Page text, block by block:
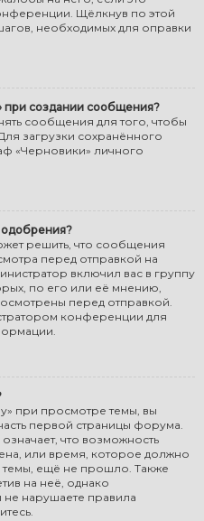
Щёлкнув по этой
необходимых для оправки
при создании сообщения?
сообщения для того, чтобы
загрузки сохранённого
«Черновики» личного
решить, что сообщения
перед отправкой на
включил вас в группу
по его или её мнению,
перед отправкой.
конференции для
при просмотре темы, вы
первой страницы форума.
что возможность
или время, которое должно
темы, ещё не прошло. Также
на неё, однако
не нарушаете правила